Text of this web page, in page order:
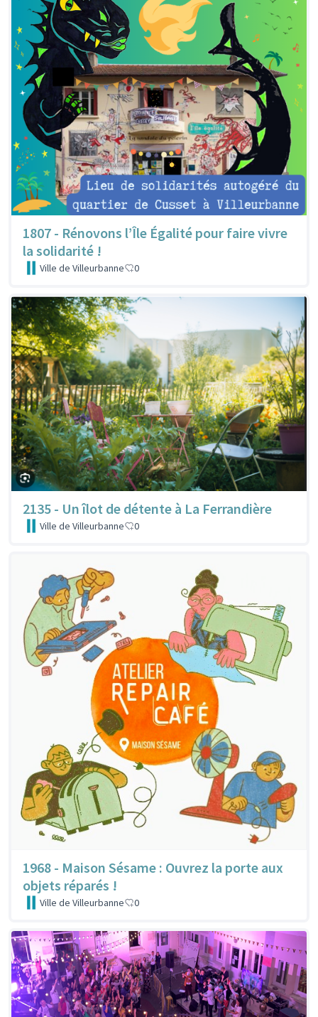
1807 - Rénovons l’Île Égalité pour faire vivre
la solidarité !
Ville de Villeurbanne 0
2135 - Un îlot de détente à La Ferrandière
Ville de Villeurbanne 0
1968 - Maison Sésame : Ouvrez la porte aux
objets réparés !
Ville de Villeurbanne 0